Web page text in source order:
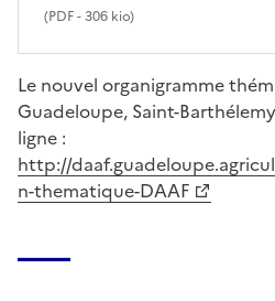
(PDF- 306 kio)
Le nouvel organigramme
Guadeloupe, Saint-
ligne :
http://
n-thematique-DAAF